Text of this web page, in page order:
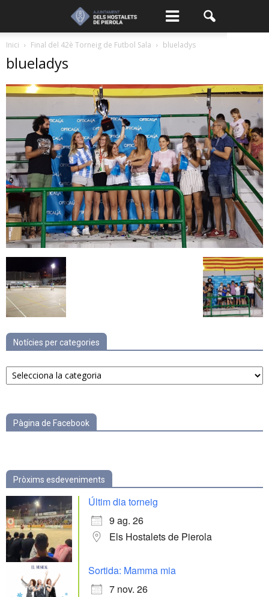
Inici Final del 42è Torneig de Futbol Sala blueladys
blueladys
Notícies per categories
Notícies
per
Pàgina de Facebook
Pròxims esdeveniments
Últim dia torneig
9 ag. 26
Els Hostalets de Pierola
Sortida: Mamma mia
7 nov. 26